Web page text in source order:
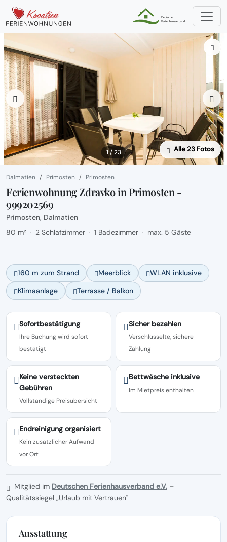
1 / 23 Alle 23 Fotos
Dalmatien Primosten Primosten
Ferienwohnung Zdravko in Primosten -
999202569
Primosten, Dalmatien
80 m² · 2 Schlafzimmer · 1 Badezimmer · max. 5 Gäste
160 m zum Strand Meerblick
WLAN inklusive
Klimaanlage
Terrasse / Balkon
Sofortbestätigung
Ihre Buchung wird sofort
bestätigt
Sicher bezahlen
Verschlüsselte, sichere
Zahlung
Keine versteckten
Gebühren
Vollständige Preisübersicht
Bettwäsche inklusive
Im Mietpreis enthalten
Endreinigung organisiert
Kein zusätzlicher Aufwand
vor Ort
Mitglied im Deutschen Ferienhausverband e.V. –
Qualitätssiegel „Urlaub mit Vertrauen"
Ausstattung